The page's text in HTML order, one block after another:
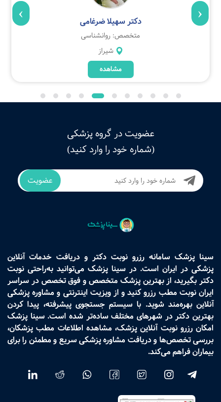
دکتر سهیلا ضرغامی
متخصص: روانشناسی
شیراز
مشاهده
‹
›
عضویت در گروه پزشکی
(شماره خود را وارد کنید)
عضویت
سینا پزشک سامانه رزرو نوبت دکتر و دریافت خدمات آنلاین
پزشکی در ایران است. در سینا پزشک می‌توانید به‌راحتی نوبت
دکتر بگیرید، از بهترین پزشک متخصص و فوق تخصص در سراسر
ایران نوبت مطب رزرو کنید و از ویزیت اینترنتی و مشاوره پزشکی
آنلاین بهره‌مند شوید. با سیستم جستجوی پیشرفته، پیدا کردن
بهترین دکتر در شهرهای مختلف ساده‌تر شده است. سینا پزشک
امکان رزرو نوبت آنلاین پزشک، مشاهده اطلاعات مطب پزشکان،
بررسی تخصص‌ها و دریافت مشاوره پزشکی سریع و مطمئن را برای
بیماران فراهم می‌کند.